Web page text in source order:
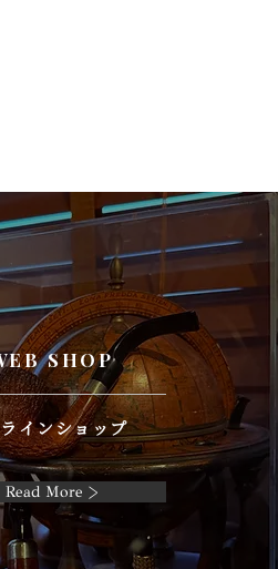
SHOP
インショップ
Read More >